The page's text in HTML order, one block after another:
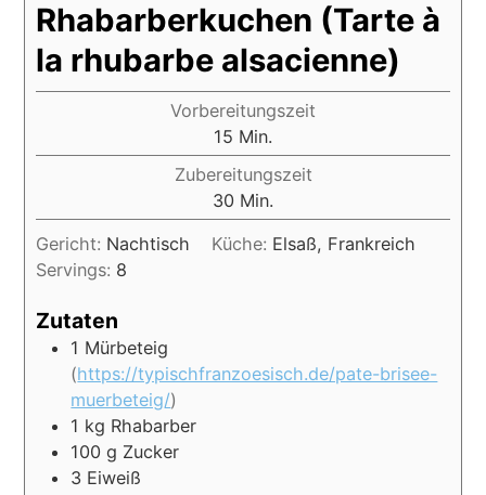
Rhabarberkuchen (Tarte à
la rhubarbe alsacienne)
Vorbereitungszeit
15 Min.
Zubereitungszeit
30 Min.
Gericht: Nachtisch Küche: Elsaß, Frankreich
Servings: 8
Zutaten
1 Mürbeteig
(https://typischfranzoesisch.de/pate-brisee-
muerbeteig/)
1 kg Rhabarber
100 g Zucker
3 Eiweiß